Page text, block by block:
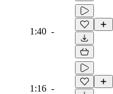
1:40 -
1:16 -